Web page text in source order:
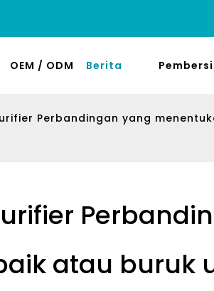
OEM / ODM Berita
Perbandingan yang
atau buruk